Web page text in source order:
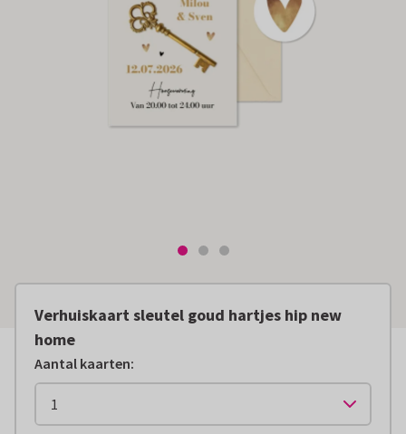
Verhuiskaart sleutel goud hartjes hip new
home
Aantal kaarten: